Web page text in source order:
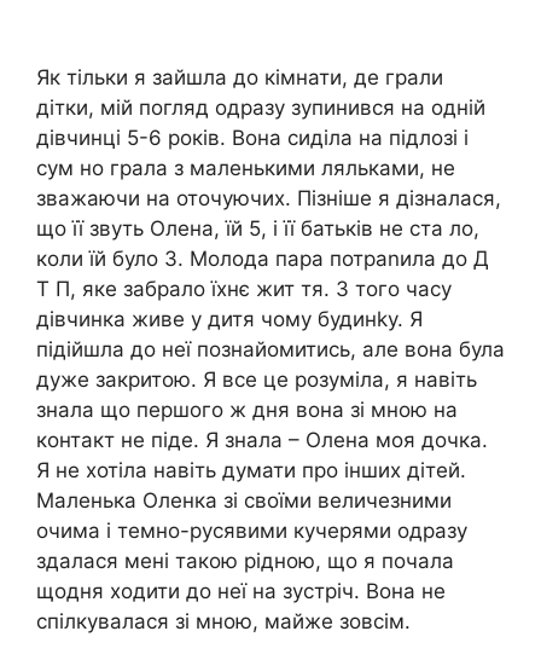
Як тільки я зайшла до кімнати, де грали
дітки, мій погляд одразу зупинився на одній
дівчинці 5-6 років. Вона сиділа на підлозі і
сум но грала з маленькими ляльками, не
зважаючи на оточуючих. Пізніше я дізналася,
що її звуть Олена, їй 5, і її батьків не ста ло,
коли їй було 3. Молода пара потраnила до Д
Т П, яке забрало їхнє жит тя. З того часу
дівчинка живе у дитя чому будинkу. Я
підійшла до неї познайомитись, але вона була
дуже закритою. Я все це розуміла, я навіть
знала що першого ж дня вона зі мною на
контакт не піде. Я знала – Олена моя дочка.
Я не хотіла навіть думати про інших дітей.
Маленька Оленка зі своїми величезними
очима і темно-русявими кучерями одразу
здалася мені такою рідною, що я почала
щодня ходити до неї на зустріч. Вона не
спілкувалася зі мною, майже зовсім.